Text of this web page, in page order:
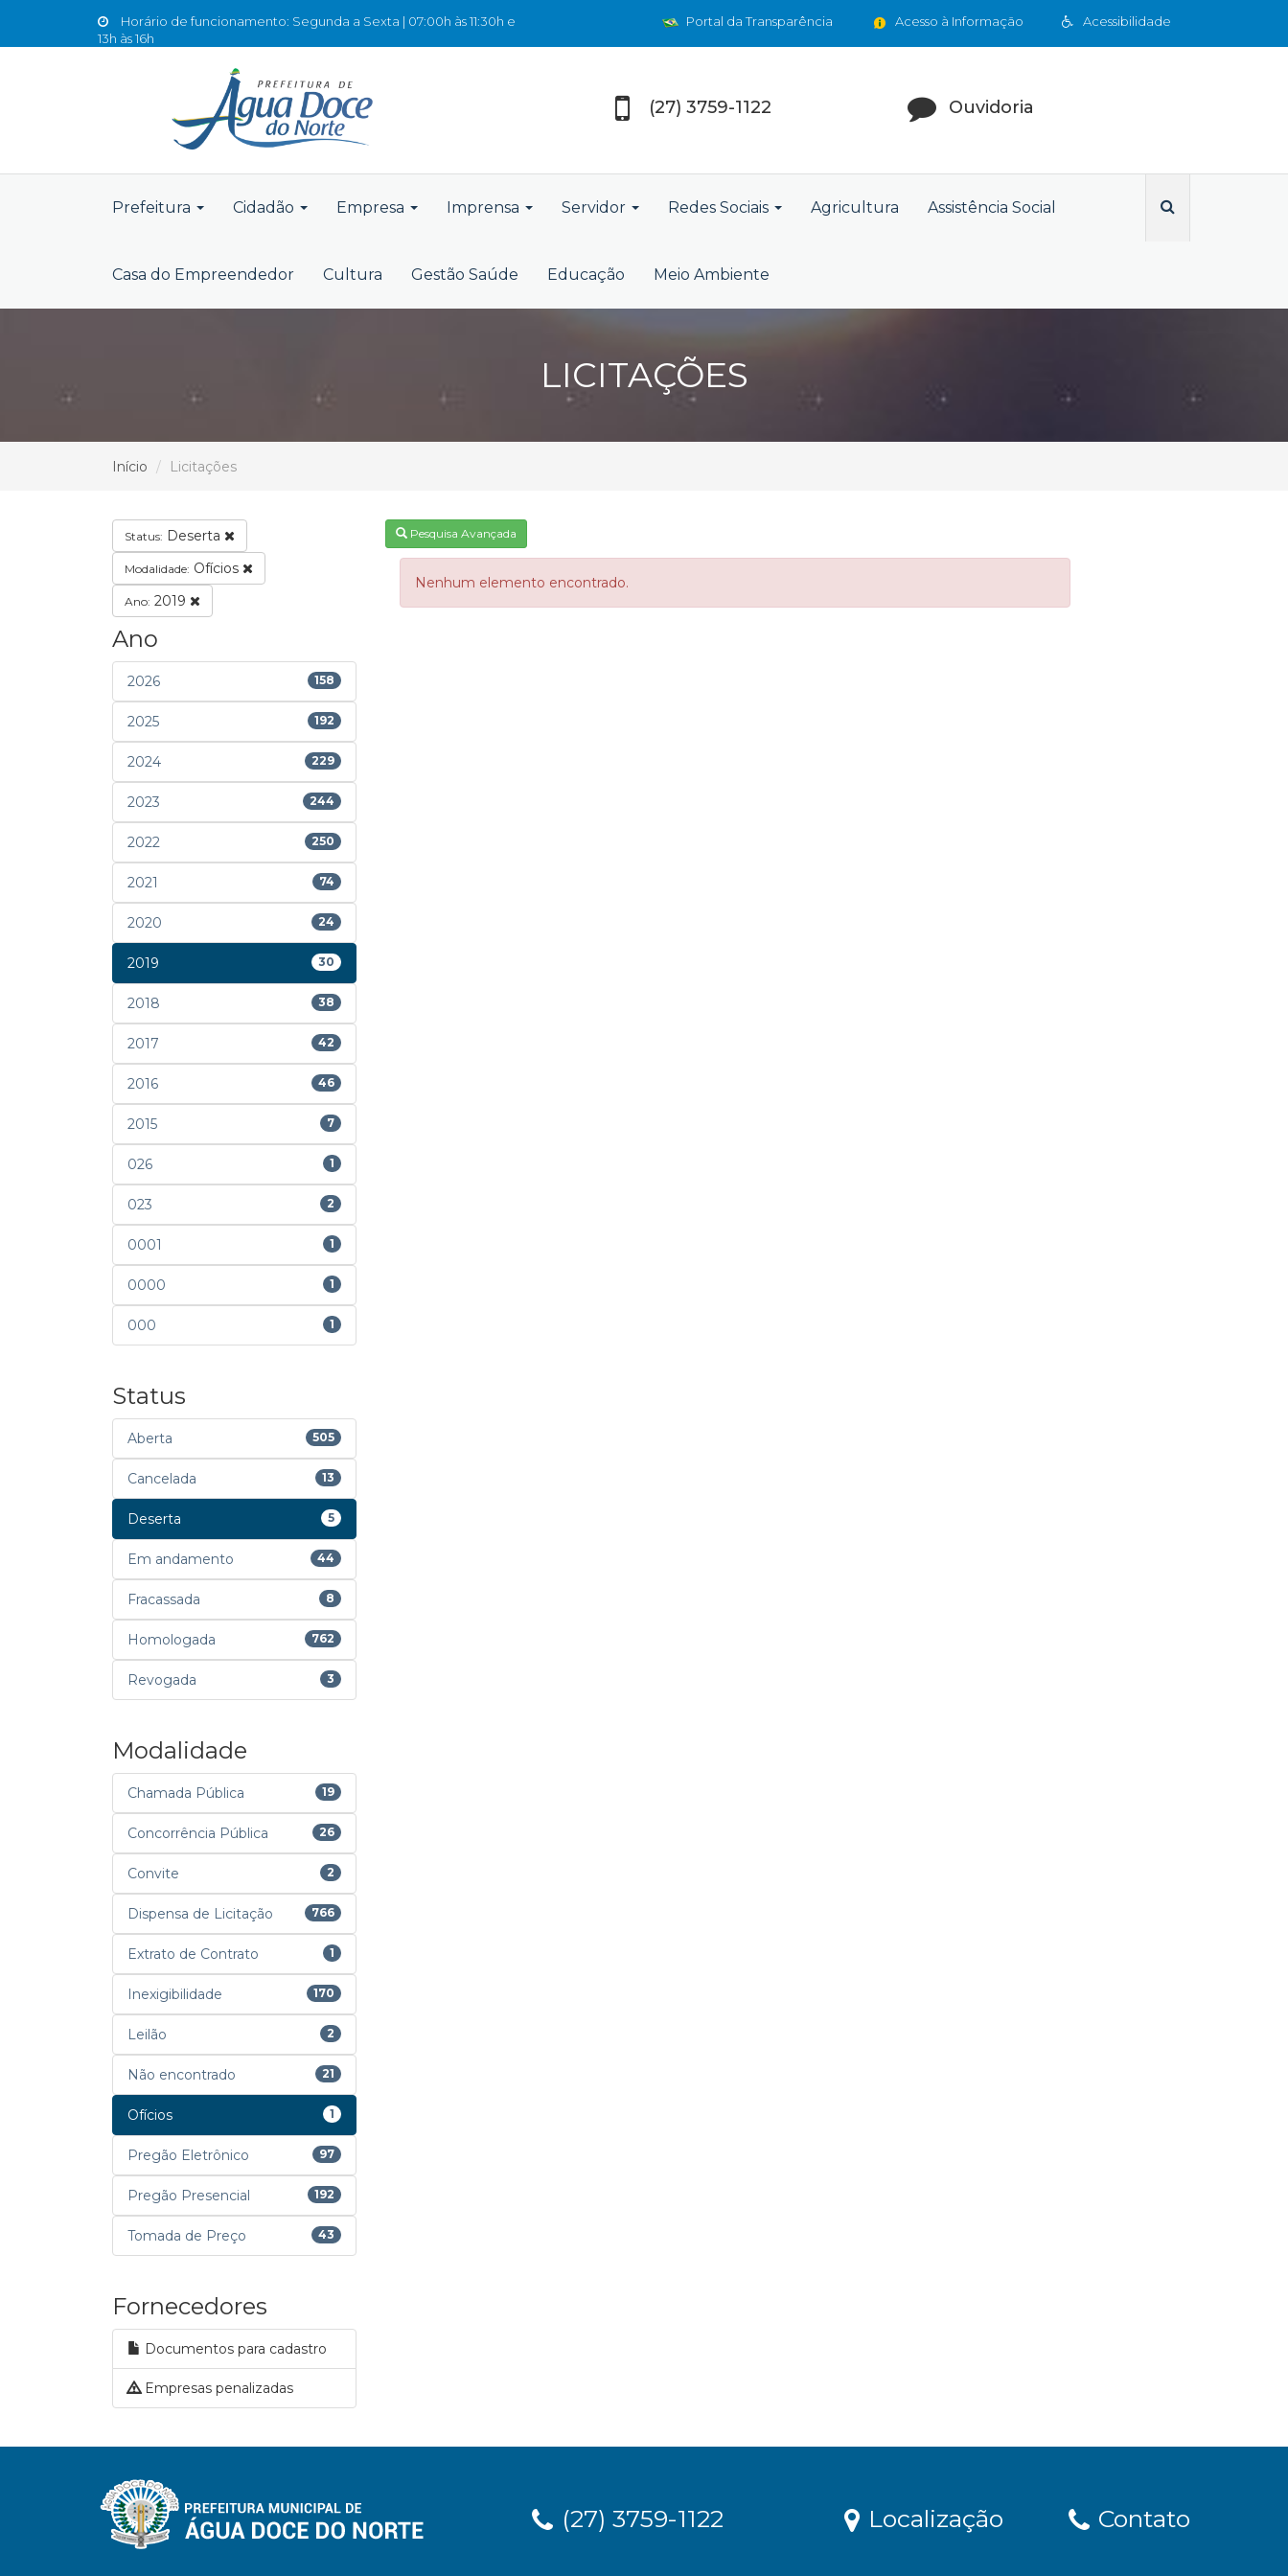
Horário de funcionamento: Segunda a Sexta | 07:00h às 11:30h e
13h às 16h
Acessibilidade
Acesso à Informação
Portal da Transparência
(27) 3759-1122 Ouvidoria
Prefeitura Cidadão Empresa Imprensa Servidor Redes Sociais Agricultura Assistência Social
Casa do Empreendedor Cultura Gestão Saúde Educação Meio Ambiente
LICITAÇÕES
Início Licitações
Status: Deserta
Modalidade: Ofícios
Ano: 2019
Ano
2026 158
2025 192
2024 229
2023 244
2022 250
2021 74
2020 24
2019 30
2018 38
2017 42
2016 46
2015 7
026 1
023 2
0001 1
0000 1
000 1
Status
Aberta 505
Cancelada 13
Deserta 5
Em andamento 44
Fracassada 8
Homologada 762
Revogada 3
Modalidade
Chamada Pública 19
Concorrência Pública 26
Convite 2
Dispensa de Licitação 766
Extrato de Contrato 1
Inexigibilidade 170
Leilão 2
Não encontrado 21
Ofícios 1
Pregão Eletrônico 97
Pregão Presencial 192
Tomada de Preço 43
Fornecedores
Documentos para cadastro
Empresas penalizadas
Pesquisa Avançada
Nenhum elemento encontrado.
(27) 3759-1122 Localização Contato